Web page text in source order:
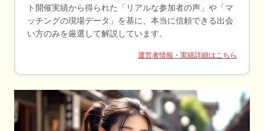
ト開催実績から得られた「リアルな参加者の声」や「マ
ッチングの現場データ」を基に、本当に信頼できる出会
い方のみを厳選して解説しています。
運営者情報・実績詳細はこちら